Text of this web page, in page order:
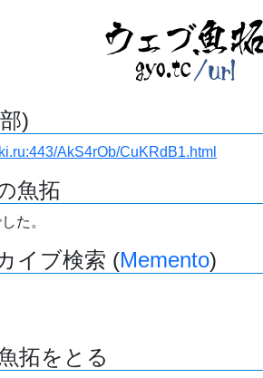
)
AkS4rOb/CuKRdB1.html
魚拓
た。
イブ検索 (Memento)
拓をとる